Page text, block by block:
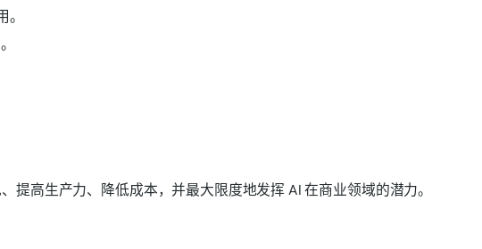
高生产力、降低成本，并最大限度地发挥 AI 在商业领域的潜力。